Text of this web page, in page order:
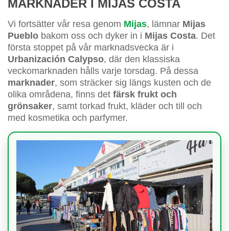
MARKNADER I MIJAS COSTA
Vi fortsätter vår resa genom Mijas, lämnar Mijas
Pueblo bakom oss och dyker in i Mijas Costa. Det
första stoppet på vår marknadsvecka är i
Urbanización Calypso, där den klassiska
veckomarknaden hålls varje torsdag. På dessa
marknader, som sträcker sig längs kusten och de
olika områdena, finns det färsk frukt och
grönsaker, samt torkad frukt, kläder och till och
med kosmetika och parfymer.